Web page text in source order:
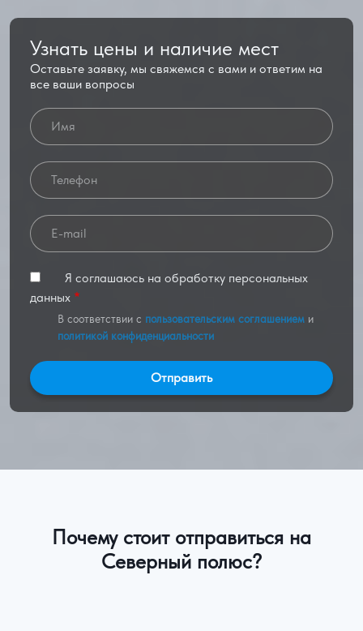
Узнать цены и наличие мест
Оставьте заявку, мы свяжемся с вами и ответим на
все ваши вопросы
Имя
Телефон
Email
Я соглашаюсь на обработку персональных
данных
В соответствии с пользовательским соглашениеми
политикой конфиденциальности
Почему стоит отправиться на
Северный полюс?